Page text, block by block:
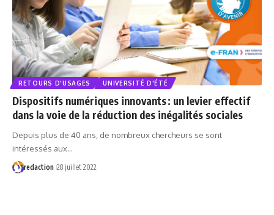
RETOURS D'USAGES UNIVERSITÉ D'ÉTÉ
Dispositifs numériques innovants : un levier effectif
dans la voie de la réduction des inégalités sociales
Depuis plus de 40 ans, de nombreux chercheurs se sont
intéressés aux…
redaction 28 juillet 2022